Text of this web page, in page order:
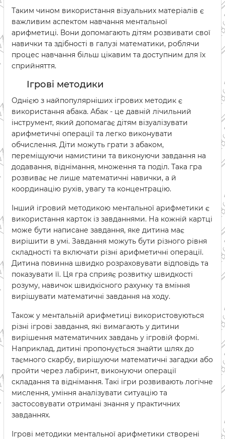
Таким чином використання візуальних матеріалів є
важливим аспектом навчання ментальної
арифметиці. Вони допомагають дітям розвивати свої
навички та здібності в галузі математики, роблячи
процес навчання більш цікавим та доступним для їх
сприйняття.
Ігрові методики
Однією з найпопулярніших ігрових методик є
використання абака. Абак - це давній лічильний
інструмент, який допомагає дітям візуалізувати
арифметичні операції та легко виконувати
обчислення. Діти можуть грати з абаком,
переміщуючи намистини та виконуючи завдання на
додавання, віднімання, множення та поділ. Така гра
розвиває не лише математичні навички, а й
координацію рухів, увагу та концентрацію.
Інший ігровий методикою ментальної арифметики є
використання карток із завданнями. На кожній картці
може бути написане завдання, яке дитина має
вирішити в умі. Завдання можуть бути різного рівня
складності та включати різні арифметичні операції.
Дитина повинна швидко розраховувати відповідь та
показувати її. Ця гра сприяє розвитку швидкості
розуму, навичок швидкісного рахунку та вміння
вирішувати математичні завдання на ходу.
Також у ментальній арифметиці використовуються
різні ігрові завдання, які вимагають у дитини
вирішення математичних завдань у ігровій формі.
Наприклад, дитині пропонується знайти шлях до
таємного скарбу, вирішуючи математичні загадки або
пройти через лабіринт, виконуючи операції
складання та віднімання. Такі ігри розвивають логічне
мислення, уміння аналізувати ситуацію та
застосовувати отримані знання у практичних
завданнях.
Ігрові методики ментальної арифметики створені